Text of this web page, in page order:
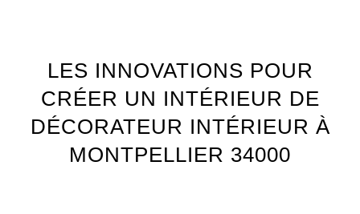
LES INNOVATIONS POUR
CRÉER UN INTÉRIEUR DE
DÉCORATEUR INTÉRIEUR À
MONTPELLIER 34000